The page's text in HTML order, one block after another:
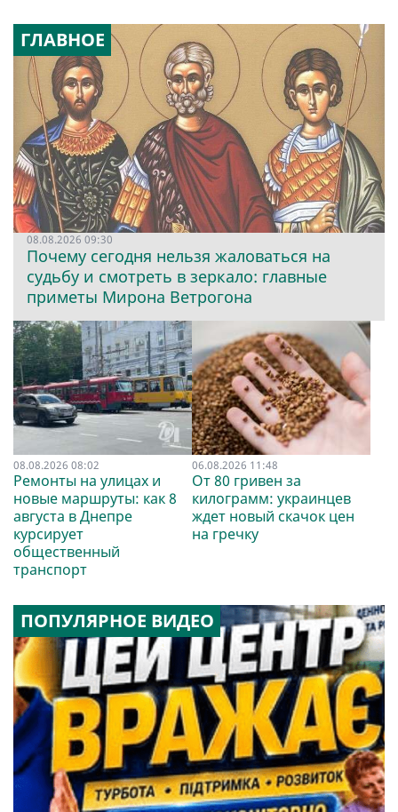
ГЛАВНОЕ
08.08.2026 09:30
Почему сегодня нельзя жаловаться на
судьбу и смотреть в зеркало: главные
приметы Мирона Ветрогона
08.08.2026 08:02
Ремонты на улицах и
новые маршруты: как 8
августа в Днепре
курсирует
общественный
транспорт
06.08.2026 11:48
От 80 гривен за
килограмм: украинцев
ждет новый скачок цен
на гречку
ПОПУЛЯРНОЕ ВИДЕО